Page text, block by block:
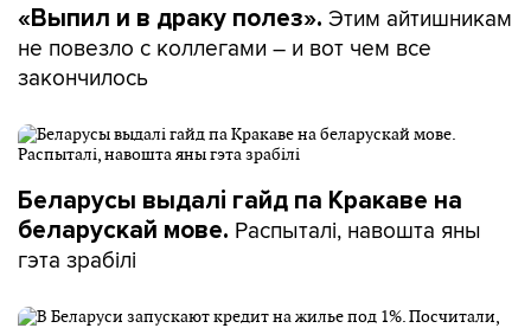
«Выпил и в драку полез». Этим айтишникам
не повезло с коллегами – и вот чем все
закончилось
Беларусы выдалі гайд па Кракаве на
беларускай мове. Распыталі, навошта яны
гэта зрабілі